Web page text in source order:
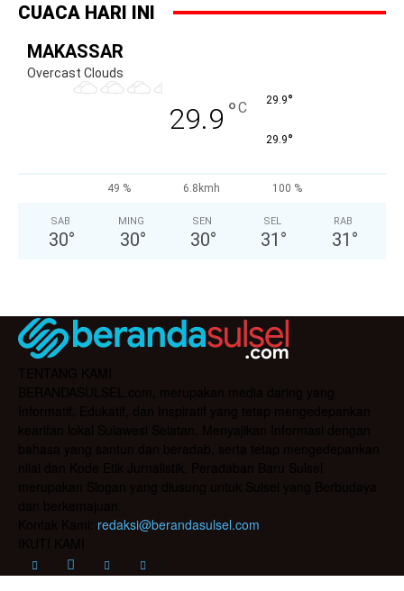
CUACA HARI INI
MAKASSAR
Overcast Clouds
29.9 °C 29.9°
29.9°
49 % 6.8kmh 100 %
SAB
30°
MING
30°
SEN
30°
SEL
31 °
RAB
31 °
redaksi@berandasulsel.com